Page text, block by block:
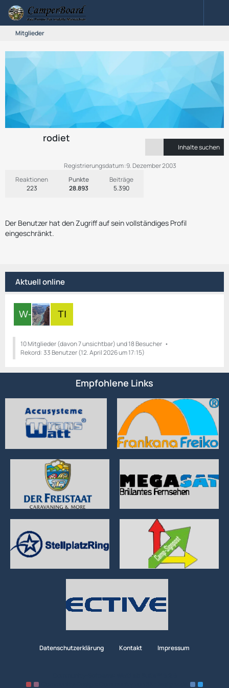
Mitglieder
rodiet
Reaktionen
223
Punkte
28.893
Beiträge
5.390
Inhalte suchen
Registrierungsdatum 9. Dezember 2003
Der Benutzer hat den Zugriff auf sein vollständiges Profil
eingeschränkt.
Aktuell online
10 Mitglieder (davon 7 unsichtbar) und 18 Besucher
Rekord: 33 Benutzer (12. April 2026 um 17:15)
Empfohlene Links
Datenschutzerklärung Kontakt Impressum